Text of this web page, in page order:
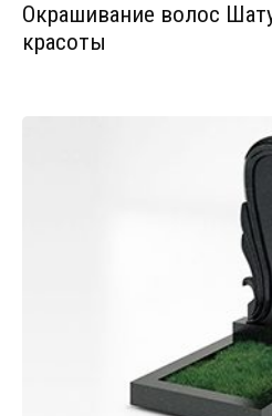
Окрашивание волос
красоты